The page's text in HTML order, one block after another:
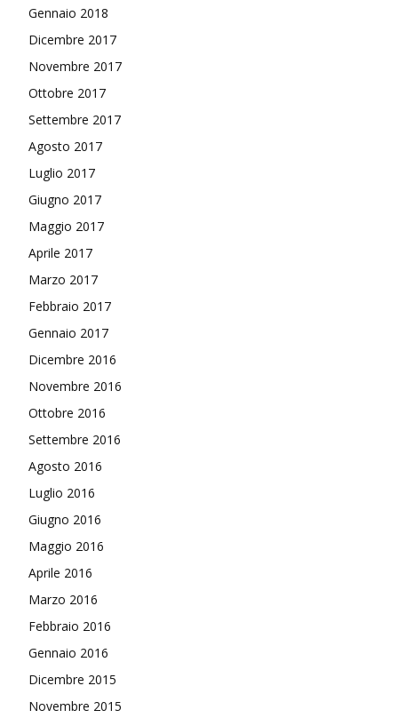
Gennaio 2018
Dicembre 2017
Novembre 2017
Ottobre 2017
Settembre 2017
Agosto 2017
Luglio 2017
Giugno 2017
Maggio 2017
Aprile 2017
Marzo 2017
Febbraio 2017
Gennaio 2017
Dicembre 2016
Novembre 2016
Ottobre 2016
Settembre 2016
Agosto 2016
Luglio 2016
Giugno 2016
Maggio 2016
Aprile 2016
Marzo 2016
Febbraio 2016
Gennaio 2016
Dicembre 2015
Novembre 2015